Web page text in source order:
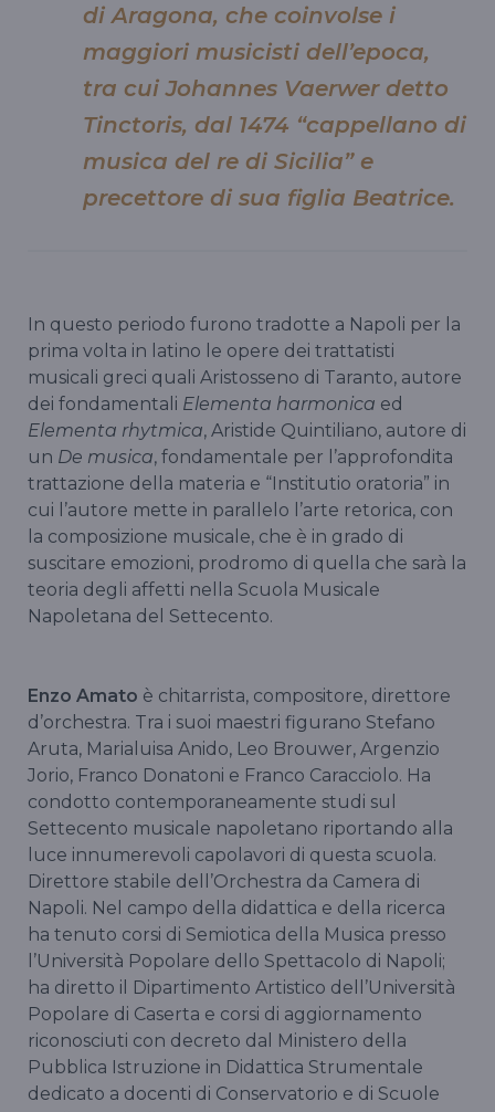
di Aragona, che coinvolse i
maggiori musicisti dell’epoca,
tra cui Johannes Vaerwer detto
Tinctoris, dal 1474 “cappellano di
musica del re di Sicilia” e
precettore di sua figlia Beatrice.
In questo periodo furono tradotte a Napoli per la
prima volta in latino le opere dei trattatisti
musicali greci quali Aristosseno di Taranto, autore
dei fondamentali Elementa harmonica ed
Elementa rhytmica, Aristide Quintiliano, autore di
un De musica, fondamentale per l’approfondita
trattazione della materia e “Institutio oratoria” in
cui l’autore mette in parallelo l’arte retorica, con
la composizione musicale, che è in grado di
suscitare emozioni, prodromo di quella che sarà la
teoria degli affetti nella Scuola Musicale
Napoletana del Settecento.
Enzo Amato è chitarrista, compositore, direttore
d’orchestra. Tra i suoi maestri figurano Stefano
Aruta, Marialuisa Anido, Leo Brouwer, Argenzio
Jorio, Franco Donatoni e Franco Caracciolo. Ha
condotto contemporaneamente studi sul
Settecento musicale napoletano riportando alla
luce innumerevoli capolavori di questa scuola.
Direttore stabile dell’Orchestra da Camera di
Napoli. Nel campo della didattica e della ricerca
ha tenuto corsi di Semiotica della Musica presso
l’Università Popolare dello Spettacolo di Napoli;
ha diretto il Dipartimento Artistico dell’Università
Popolare di Caserta e corsi di aggiornamento
riconosciuti con decreto dal Ministero della
Pubblica Istruzione in Didattica Strumentale
dedicato a docenti di Conservatorio e di Scuole